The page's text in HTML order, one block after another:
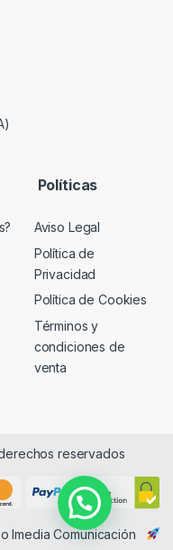
Políticas
Aviso Legal
Política de
Privacidad
Política de Cookies
Términos y
condiciones de
venta
reservados
Imedia Comunicación